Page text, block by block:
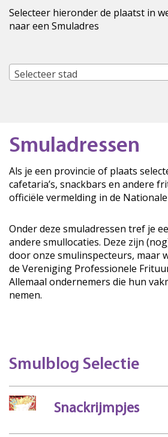
Selecteer hieronder de plaatst in
naar een Smuladres
Selecteer stad
Smuladressen
Als je een provincie of plaats
cafetaria’s, snackbars en andere
officiële vermelding in de
Onder deze smuladressen tref je
andere smullocaties. Deze zijn
door onze smulinspecteurs, maar
de Vereniging Professionele
Allemaal ondernemers die hun
nemen.
Smulblog Selectie
Snackrijmpjes